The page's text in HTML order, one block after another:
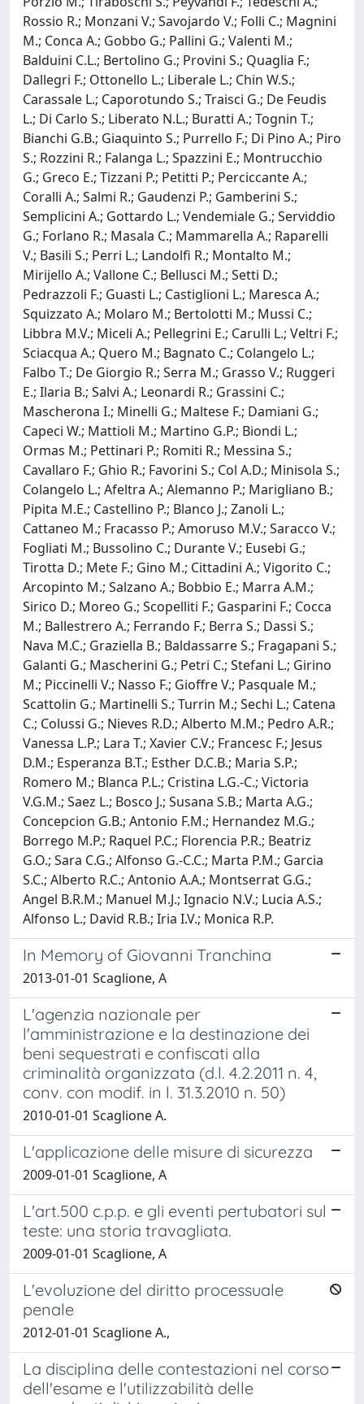
Rossio R.; Monzani V.; Savojardo V.; Folli C.; Magnini
M.; Conca A.; Gobbo G.; Pallini G.; Valenti M.;
Balduini C.L.; Bertolino G.; Provini S.; Quaglia F.;
Dallegri F.; Ottonello L.; Liberale L.; Chin W.S.;
Carassale L.; Caporotundo S.; Traisci G.; De Feudis
L.; Di Carlo S.; Liberato N.L.; Buratti A.; Tognin T.;
Bianchi G.B.; Giaquinto S.; Purrello F.; Di Pino A.; Piro
S.; Rozzini R.; Falanga L.; Spazzini E.; Montrucchio
G.; Greco E.; Tizzani P.; Petitti P.; Perciccante A.;
Coralli A.; Salmi R.; Gaudenzi P.; Gamberini S.;
Semplicini A.; Gottardo L.; Vendemiale G.; Serviddio
G.; Forlano R.; Masala C.; Mammarella A.; Raparelli
V.; Basili S.; Perri L.; Landolfi R.; Montalto M.;
Mirijello A.; Vallone C.; Bellusci M.; Setti D.;
Pedrazzoli F.; Guasti L.; Castiglioni L.; Maresca A.;
Squizzato A.; Molaro M.; Bertolotti M.; Mussi C.;
Libbra M.V.; Miceli A.; Pellegrini E.; Carulli L.; Veltri F.;
Sciacqua A.; Quero M.; Bagnato C.; Colangelo L.;
Falbo T.; De Giorgio R.; Serra M.; Grasso V.; Ruggeri
E.; Ilaria B.; Salvi A.; Leonardi R.; Grassini C.;
Mascherona I.; Minelli G.; Maltese F.; Damiani G.;
Capeci W.; Mattioli M.; Martino G.P.; Biondi L.;
Ormas M.; Pettinari P.; Romiti R.; Messina S.;
Cavallaro F.; Ghio R.; Favorini S.; Col A.D.; Minisola S.;
Colangelo L.; Afeltra A.; Alemanno P.; Marigliano B.;
Pipita M.E.; Castellino P.; Blanco J.; Zanoli L.;
Cattaneo M.; Fracasso P.; Amoruso M.V.; Saracco V.;
Fogliati M.; Bussolino C.; Durante V.; Eusebi G.;
Tirotta D.; Mete F.; Gino M.; Cittadini A.; Vigorito C.;
Arcopinto M.; Salzano A.; Bobbio E.; Marra A.M.;
Sirico D.; Moreo G.; Scopelliti F.; Gasparini F.; Cocca
M.; Ballestrero A.; Ferrando F.; Berra S.; Dassi S.;
Nava M.C.; Graziella B.; Baldassarre S.; Fragapani S.;
Galanti G.; Mascherini G.; Petri C.; Stefani L.; Girino
M.; Piccinelli V.; Nasso F.; Gioffre V.; Pasquale M.;
Scattolin G.; Martinelli S.; Turrin M.; Sechi L.; Catena
C.; Colussi G.; Nieves R.D.; Alberto M.M.; Pedro A.R.;
Vanessa L.P.; Lara T.; Xavier C.V.; Francesc F.; Jesus
D.M.; Esperanza B.T.; Esther D.C.B.; Maria S.P.;
Romero M.; Blanca P.L.; Cristina L.G.-C.; Victoria
V.G.M.; Saez L.; Bosco J.; Susana S.B.; Marta A.G.;
Concepcion G.B.; Antonio F.M.; Hernandez M.G.;
Borrego M.P.; Raquel P.C.; Florencia P.R.; Beatriz
G.O.; Sara C.G.; Alfonso G.-C.C.; Marta P.M.; Garcia
S.C.; Alberto R.C.; Antonio A.A.; Montserrat G.G.;
Angel B.R.M.; Manuel M.J.; Ignacio N.V.; Lucia A.S.;
Alfonso L.; David R.B.; Iria I.V.; Monica R.P.
In Memory of Giovanni Tranchina
2013-01-01 Scaglione, A
L'agenzia nazionale per
l'amministrazione e la destinazione dei
beni sequestrati e confiscati alla
criminalità organizzata (d.l. 4.2.2011 n. 4,
conv. con modif. in l. 31.3.2010 n. 50)
2010-01-01 Scaglione A.
L'applicazione delle misure di sicurezza
2009-01-01 Scaglione, A
L'art.500 c.p.p. e gli eventi pertubatori sul
teste: una storia travagliata.
2009-01-01 Scaglione, A
L'evoluzione del diritto processuale
penale
2012-01-01 Scaglione A.,
La disciplina delle contestazioni nel corso
dell'esame e l'utilizzabilità delle